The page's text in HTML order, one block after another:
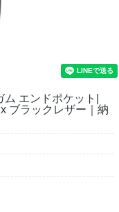
エンドポケット|
ブラックレザー｜納